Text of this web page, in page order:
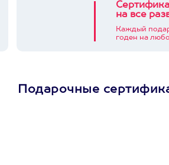
на все
Каждый
годен на
Подарочные